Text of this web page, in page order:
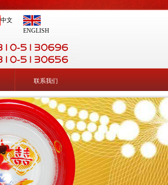
中文
ENGLISH
联系我们